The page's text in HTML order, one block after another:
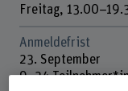
Freitag,
Anmeldefrist
23. September
9–24